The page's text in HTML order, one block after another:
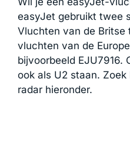
easyJet gebruikt twee
Vluchten van de Britse
vluchten van de
bijvoorbeeld EJU7916.
ook als U2 staan.
radar hieronder.